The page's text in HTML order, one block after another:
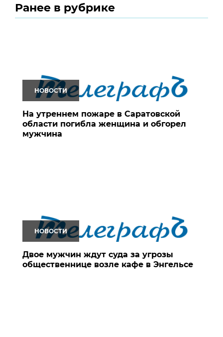
Ранее в рубрике
НОВОСТИ
На утреннем пожаре в Саратовской
области погибла женщина и обгорел
мужчина
НОВОСТИ
Двое мужчин ждут суда за угрозы
общественнице возле кафе в Энгельсе